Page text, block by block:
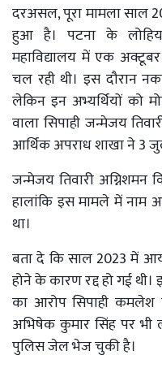
दरअसल, पूरा मामला साल
हुआ है। पटना के
महाविद्यालय में एक अक्टूबर
चल रही थी। इस दौरान
लेकिन इन अभ्यर्थियों को
वाला सिपाही जन्मेजय
आर्थिक अपराध शाखा ने 3
जन्मेजय तिवारी
हालांकि इस मामले में नाम
था।
बता दे कि साल 2023 में
होने के कारण रद्द हो गई
का आरोप सिपाही कमलेश
अभिषेक कुमार सिंह पर भी
पुलिस जेल भेज चुकी है।